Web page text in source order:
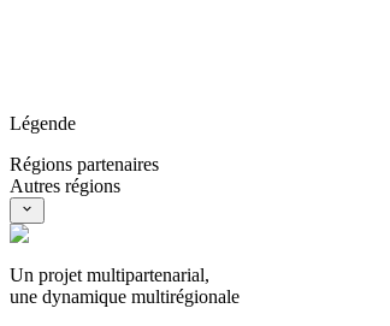
Légende
Régions partenaires
Autres régions
Un projet multipartenarial,
une dynamique multirégionale